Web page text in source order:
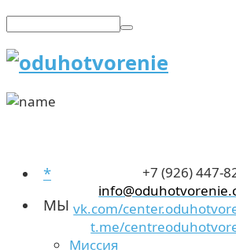
+7 (926) 447-
vk.com/
t.me/
*
МЫ
Миссия